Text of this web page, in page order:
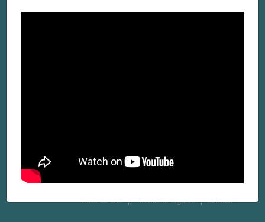
Plan du site Mentions légales Contact